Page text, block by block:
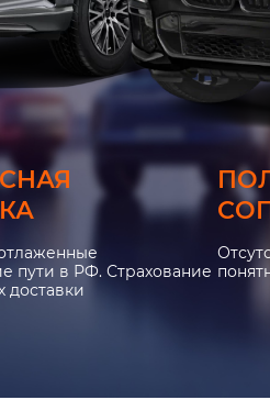
пути в РФ. Страхование
доставки